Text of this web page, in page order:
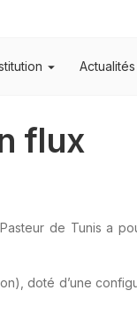
Actualités
flux
de Tunis a
doté d’une